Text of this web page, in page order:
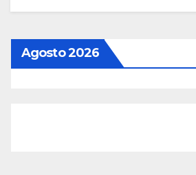
Agosto 2026